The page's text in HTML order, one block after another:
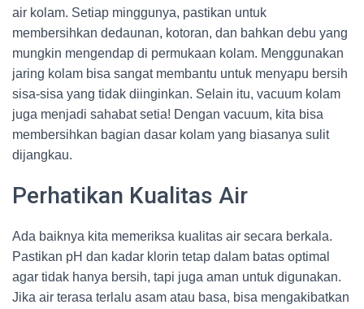
air kolam. Setiap minggunya, pastikan untuk
membersihkan dedaunan, kotoran, dan bahkan debu yang
mungkin mengendap di permukaan kolam. Menggunakan
jaring kolam bisa sangat membantu untuk menyapu bersih
sisa-sisa yang tidak diinginkan. Selain itu, vacuum kolam
juga menjadi sahabat setia! Dengan vacuum, kita bisa
membersihkan bagian dasar kolam yang biasanya sulit
dijangkau.
Perhatikan Kualitas Air
Ada baiknya kita memeriksa kualitas air secara berkala.
Pastikan pH dan kadar klorin tetap dalam batas optimal
agar tidak hanya bersih, tapi juga aman untuk digunakan.
Jika air terasa terlalu asam atau basa, bisa mengakibatkan